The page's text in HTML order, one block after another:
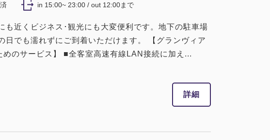
in 15:00~ 23:00 / out 12:00まで
も近くビジネス･観光にも大変便利です。地下の駐車場
日でも濡れずにご到着いただけます。 【グランヴィア
めのサービス】 ■全客室高速有線LAN接続に加え...
詳細